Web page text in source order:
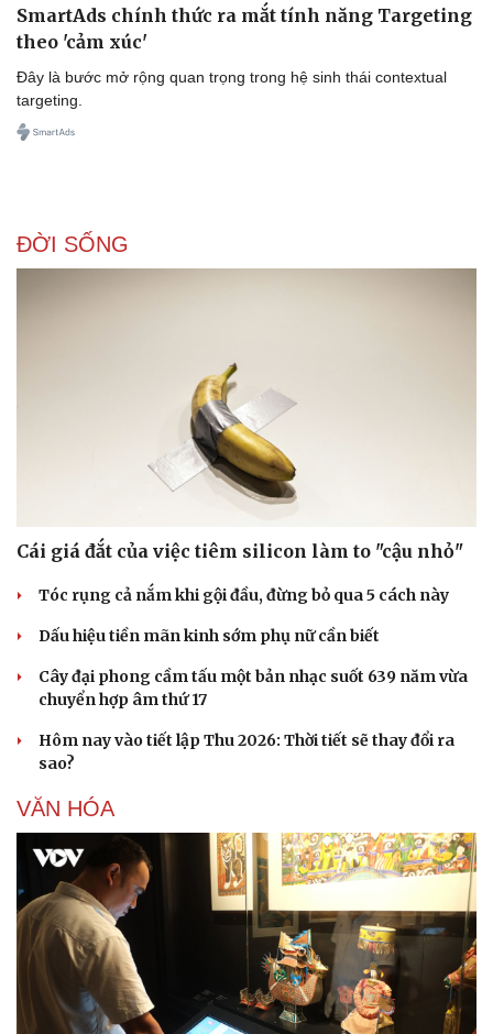
SmartAds chính thức ra mắt tính năng Targeting
theo 'cảm xúc'
Đây là bước mở rộng quan trọng trong hệ sinh thái contextual
targeting.
ĐỜI SỐNG
Cái giá đắt của việc tiêm silicon làm to "cậu nhỏ"
Tóc rụng cả nắm khi gội đầu, đừng bỏ qua 5 cách này
Dấu hiệu tiền mãn kinh sớm phụ nữ cần biết
Cây đại phong cầm tấu một bản nhạc suốt 639 năm vừa
chuyển hợp âm thứ 17
Hôm nay vào tiết lập Thu 2026: Thời tiết sẽ thay đổi ra
sao?
VĂN HÓA